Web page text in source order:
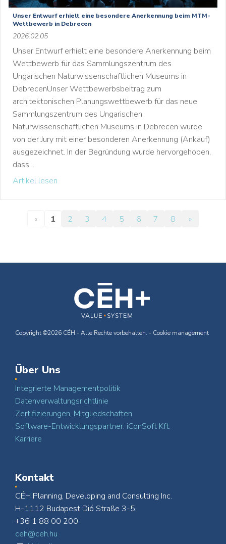
Unser Entwurf erhielt eine besondere Anerkennung beim MTM-
Wettbewerb in Debrecen
2026.02.05
Unser Entwurf erhielt eine besondere Anerkennung beim
Wettbewerb für das Sammlungszentrum des
Ungarischen Naturwissenschaftlichen Museums in
DebrecenUnser Wettbewerbsbeitrag zum
architektonischen Planungswettbewerb für das neue
Sammlungszentrum des Ungarischen
Naturwissenschaftlichen Museums in Debrecen wurde
von der Jury mit einer besonderen Anerkennung (Ankauf)
ausgezeichnet. In der Begründung wurde hervorgehoben,
dass ...
Artikel lesen
« 1 2 3 4 5 6 7 8 »
Copyright ©2026 CÉH - Alle Rechte vorbehalten. - Cookie management
Über Uns
Integrierte Managementpolitik
Datenverwaltungsrichtlinie
Zertifizierungen, Mitgliedschaften
Software-Entwicklungspartner: iConSoft Kft.
Karriere
Kontakt
CÉH Planning, Developing and Consulting Inc.
H-1112 Budapest Dió Straße 3-5.
+36 1 88 00 200
ceh@ceh.hu